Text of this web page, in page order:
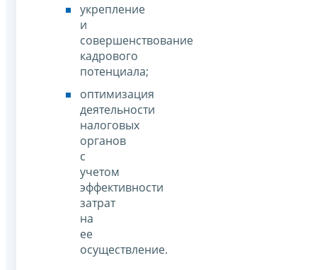
укрепление
и
совершенствование
кадрового
потенциала;
оптимизация
деятельности
налоговых
органов
с
учетом
эффективности
затрат
на
ее
осуществление.